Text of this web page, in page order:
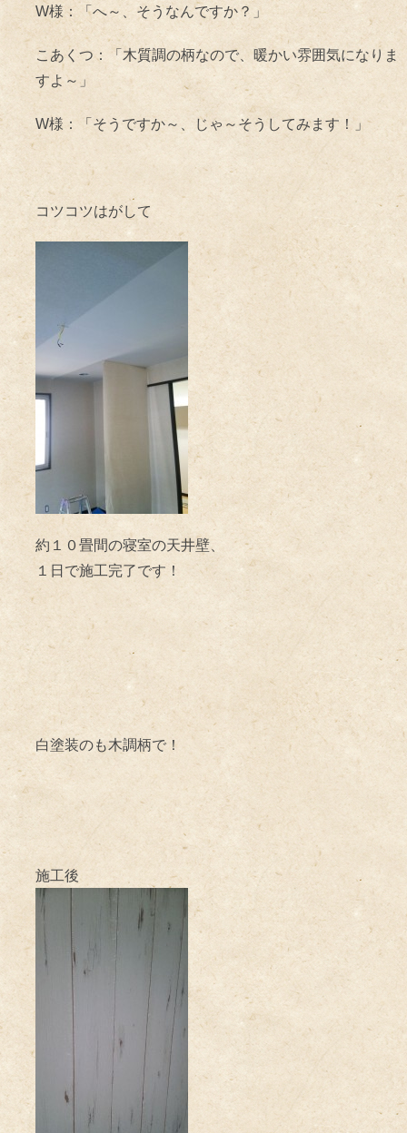
W様：「へ～、そうなんですか？」
こあくつ：「木質調の柄なので、暖かい雰囲気になりま
すよ～」
W様：「そうですか～、じゃ～そうしてみます！」
コツコツはがして
約１０畳間の寝室の天井壁、
１日で施工完了です！
白塗装のも木調柄で！
施工後